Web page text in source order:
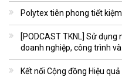
Polytex tiên phong tiết
[PODCAST TKNL] Sử
doanh nghiệp, công trình
Kết nối Cộng đồng Hiệu